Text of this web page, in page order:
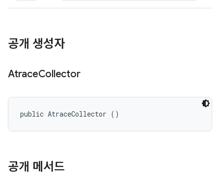
공개 생성자
AtraceCollector
public AtraceCollector ()
공개 메서드